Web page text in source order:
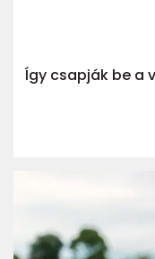
Így csapják be a